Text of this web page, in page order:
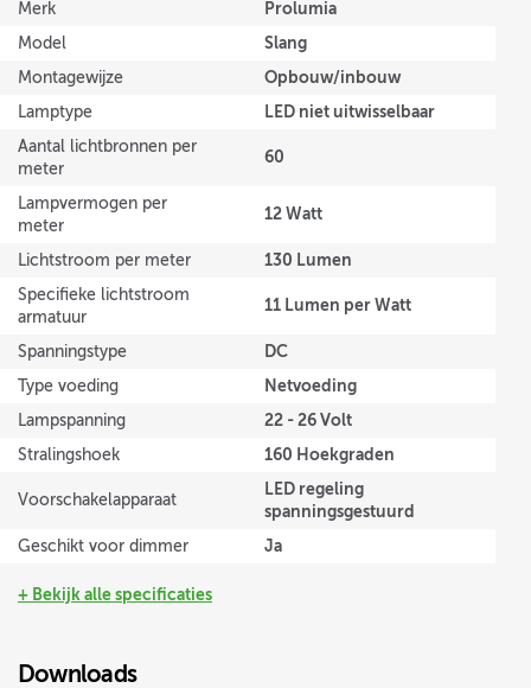
Merk Prolumia
Model Slang
Montagewijze Opbouw/inbouw
Lamptype LED niet uitwisselbaar
Aantal lichtbronnen per
meter
60
Lampvermogen per
meter
12 Watt
Lichtstroom per meter 130 Lumen
Specifieke lichtstroom
armatuur
11 Lumen per Watt
Spanningstype DC
Type voeding Netvoeding
Lampspanning 22 - 26 Volt
Stralingshoek 160 Hoekgraden
Voorschakelapparaat
LED regeling
spanningsgestuurd
Geschikt voor dimmer Ja
+ Bekijk alle specificaties
Downloads